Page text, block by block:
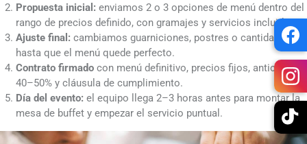
Propuesta inicial: enviamos 2 o 3 opciones de menú dentro del
rango de precios definido, con gramajes y servicios incluidos.
Ajuste final: cambiamos guarniciones, postres o cantidades
hasta que el menú quede perfecto.
Contrato firmadocon menú definitivo, precios fijos, anticipo del
40–50% y cláusula de cumplimiento.
Día del evento: el equipo llega 2–3 horas antes para montar la
mesa de buffet y empezar el servicio puntual.